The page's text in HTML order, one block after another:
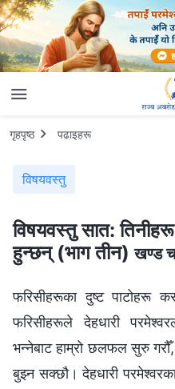
गृहपृष्ठ पढाइहरू
विषयवस्तु
विषयवस्तु सात:
हुन्छन् (भाग तीन)खण्ड
फरिसीहरूका दुष्ट पाटोहरू
फरिसीहरूले देहधारी
भन्नेबाट हाम्रो छलफल सुरु
बुझ्न सक्छौ। देहधारी